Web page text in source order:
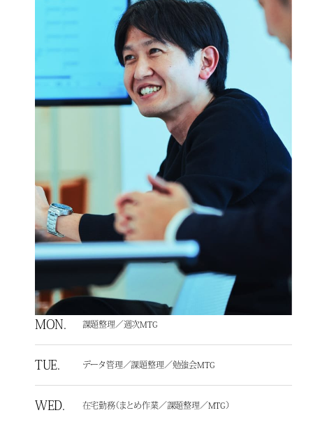
MON. 課題整理／週次MTG
TUE. データ管理／課題整理／勉強会MTG
WED. 在宅勤務（まとめ作業／課題整理／MTG）